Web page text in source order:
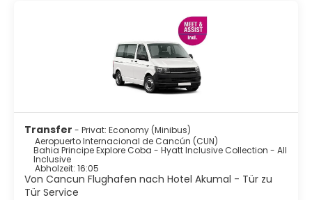
Küsten- und Riff-Wasseraktivitäten, die von den
Küstengewässern und dem Mesoamerikanischen
Barriereriff-System abhängen, das in der Nähe von
Cancun beginnt und sich entlang der gesamten Riviera
Maya südwärts bis nach Guatemala erstreckt. Dieses
Barriereriff-System ist das zweitlängste der Welt.
Jetski fahren, Schnorcheln, Tauchen, Schwimmen in
Cenoten, Schwimmen mit Delfinen, Zip-Lining, Reiten,
Segeln und geführte Dschungeltouren. Archäologie ist
ebenfalls ein großer Touristenmagnet in der Region,
einschließlich der beliebten archäologischen Stätten, die
vom Instituto Nacional de Arqueología betrieben werden,
Transfer - Privat: Economy (Minibus)
Aeropuerto Internacional de Cancún (CUN)
Bahia Principe Explore Coba - Hyatt Inclusive Collection - All
Inclusive
Abholzeit: 16:05
Von Cancun Flughafen nach Hotel Akumal - Tür zu
Tür Service